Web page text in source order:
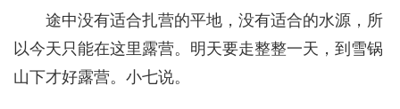
途中没有适合扎营的平地，没有适合的水源，所
以今天只能在这里露营。明天要走整整一天，到雪锅
山下才好露营。小七说。